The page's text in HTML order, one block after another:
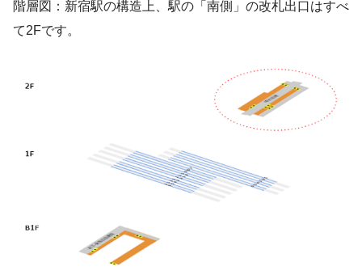
階層図：新宿駅の構造上、駅の「南側」の改札出口はすべ
て2Fです。